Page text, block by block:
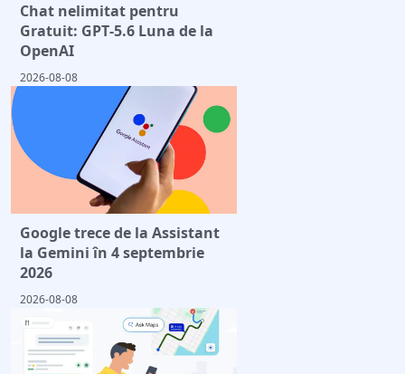
Chat nelimitat pentru
Gratuit: GPT‑5.6 Luna de la
OpenAI
2026-08-08
Google trece de la Assistant
la Gemini în 4 septembrie
2026
2026-08-08